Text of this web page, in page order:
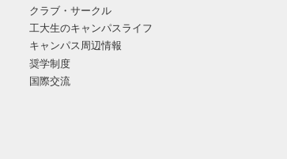
クラブ・サークル
工大生のキャンパスライフ
キャンパス周辺情報
奨学制度
国際交流